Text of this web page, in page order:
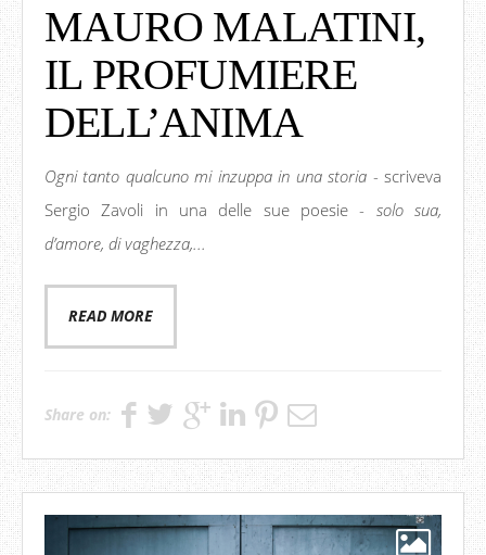
MAURO MALATINI,
IL PROFUMIERE
DELL’ANIMA
Ogni tanto qualcuno mi inzuppa in una storia - scriveva
Sergio Zavoli in una delle sue poesie - solo sua,
d’amore, di vaghezza,...
READ MORE
Share on: